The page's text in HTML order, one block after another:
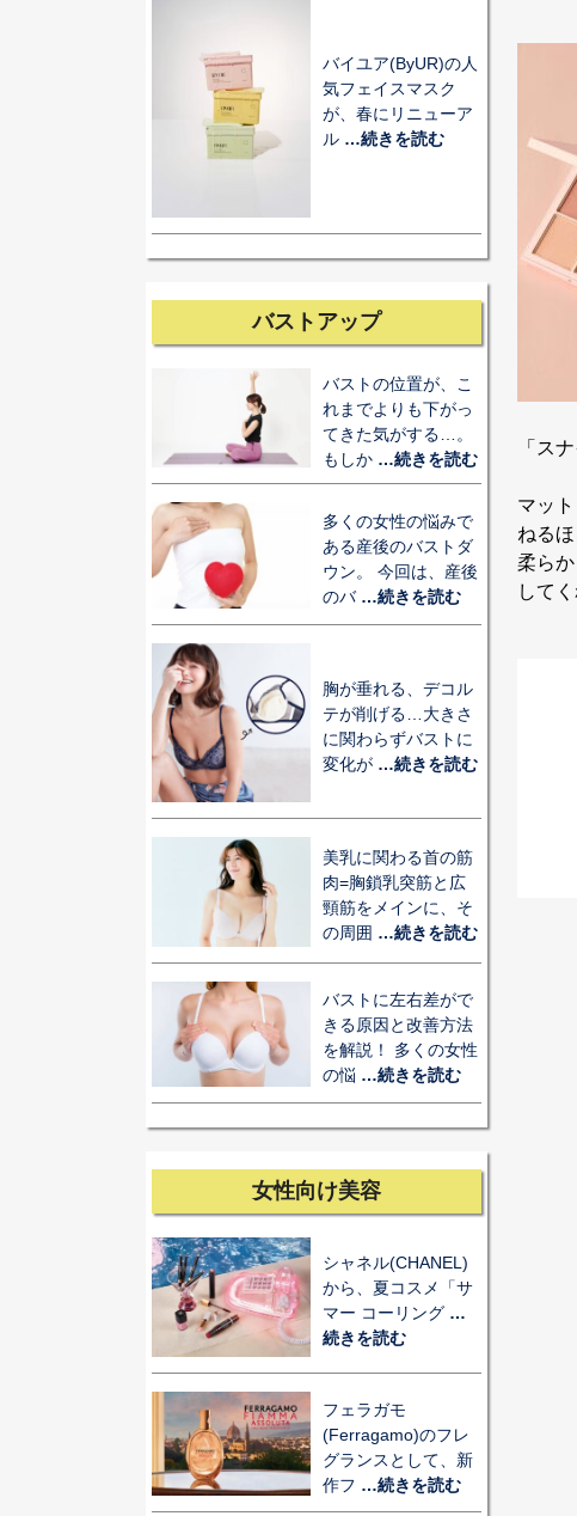
バイユア(ByUR)の人
気フェイスマスク
が、春にリニューア
ル …続きを読む
バストアップ
バストの位置が、こ
れまでよりも下がっ
てきた気がする…。
もしか …続きを読む
多くの女性の悩みで
ある産後のバストダ
ウン。 今回は、産後
のバ…続きを読む
胸が垂れる、デコル
テが削げる…大きさ
に関わらずバストに
変化が …続きを読む
美乳に関わる首の筋
肉=胸鎖乳突筋と広
頸筋をメインに、そ
の周囲 …続きを読む
バストに左右差がで
きる原因と改善方法
を解説！ 多くの女性
の悩 …続きを読む
女性向け美容
シャネル(CHANEL)
から、夏コスメ「サ
マー コーリング …
続きを読む
フェラガモ
(Ferragamo)のフレ
グランスとして、新
作フ …続きを読む
「ス
マッ
ねる
柔ら
してく